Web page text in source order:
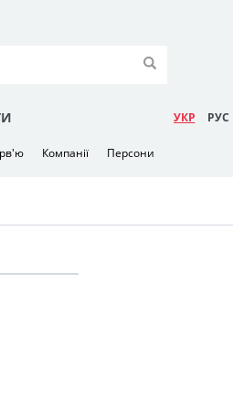
УКР РУC
Компанії Персони